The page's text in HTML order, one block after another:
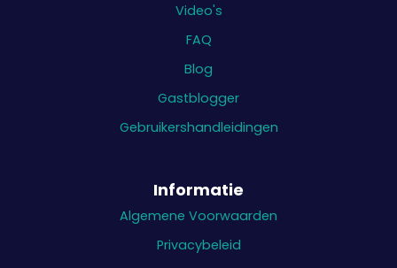
Video's
FAQ
Blog
Gastblogger
Gebruikershandleidingen
Informatie
Algemene Voorwaarden
Privacybeleid